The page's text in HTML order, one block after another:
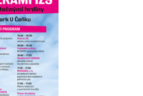
Analytické
cookies
Analytické
cookies nám
výkonu